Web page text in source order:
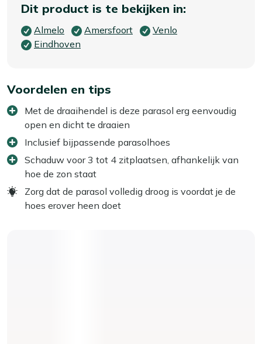
Dit product is te bekijken in:
Almelo Amersfoort
Venlo
Eindhoven
Voordelen en tips
Met de draaihendel is deze parasol erg eenvoudig
open en dicht te draaien
Inclusief bijpassende parasolhoes
Schaduw voor 3 tot 4 zitplaatsen, afhankelijk van
hoe de zon staat
Zorg dat de parasol volledig droog is voordat je de
hoes erover heen doet